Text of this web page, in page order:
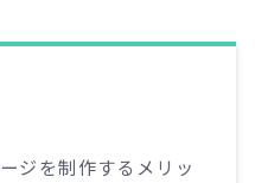
ジを制作するメリッ